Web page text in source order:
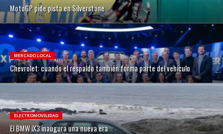
MotoGP pide pista en Silverstone
MERCADO LOCAL
Chevrolet: cuando el respaldo también forma parte del vehículo
ELECTROMOVILIDAD
El BMW iX3 inaugura una nueva era